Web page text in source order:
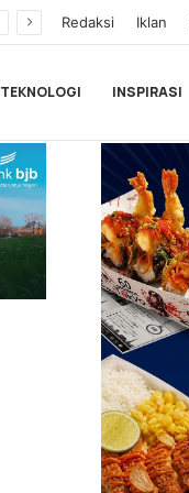
Redaksi Iklan
TEKNOLOGI INSPIRASI